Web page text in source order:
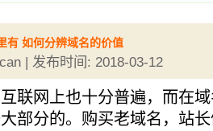
有 如何分辨域名的价值
| 发布时间: 2018-03-12
网上也十分普遍，而在域
部分的。购买老域名，站